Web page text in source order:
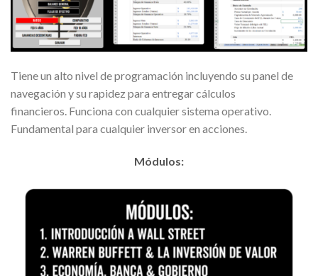
Tiene un alto nivel de programación incluyendo su panel de
navegación y su rapidez para entregar cálculos
financieros. Funciona con cualquier sistema operativo.
Fundamental para cualquier inversor en acciones.
Módulos: